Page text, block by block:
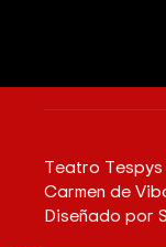
Teatro Tespys
Carmen de
Diseñado por